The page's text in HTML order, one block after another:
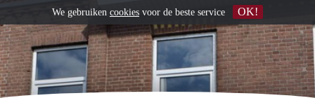
We gebruiken cookies voor de beste service OK!